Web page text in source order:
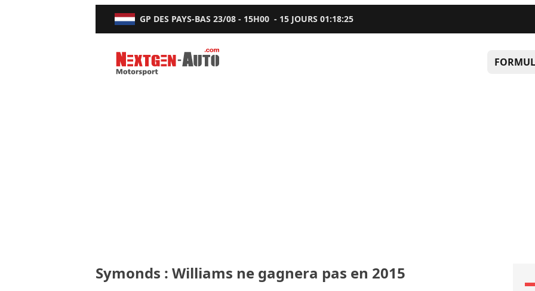
GP DES PAYS-BAS 23/08 - 15H00 - 15 JOURS01:18:24
Nextgen-Auto.com
Symonds : Williams ne gagnera pas en 2015